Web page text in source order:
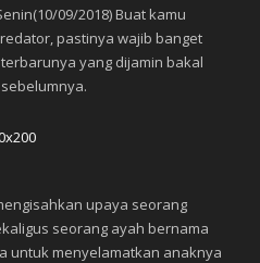
09/2018) Buat kamu
pastinya wajib banget
yang dijamin bakal
upaya seorang
seorang ayah bernama
untuk menyelamatkan anaknya